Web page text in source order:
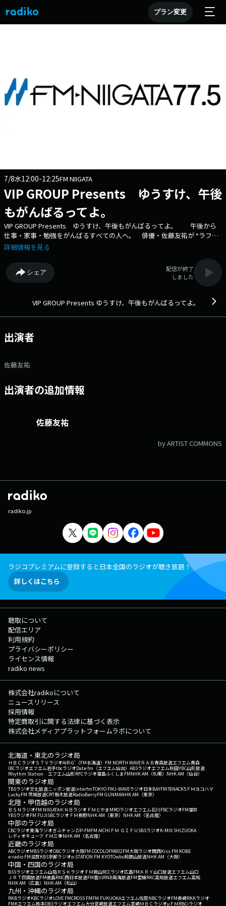
プラン変更
7/8水12:00-12:25FM NIIGATA
VIP GROUP Presents ゆうすけ、午後
もがんばるってよ。
VIP GROUP Presents ゆうすけ、午後もがんばるってよ。 午後から
仕事・家事・勉強をがんばるすべての人へ。 俳優・佐藤友祐が “ラフ
に・優しく・ちょっとテンション高めに！？” エールを届ける２５分
組Webサイト：https://www.fmniigata.com/program/579
詳細情報を見る
シェア
配信が終了
しました
VIP GROUP Presents ゆうすけ、午後もがんばるってよ。
出演者
佐藤友祐
出演者の追加情報
佐藤友祐
by ARTIST COMMONS
radiko.jp
ラジコプレミアムに登録すると日本全国のラジオが聴き放題！
詳しくはこちら
聴取について
配信エリア
利用規約
プライバシーポリシー
ライセンス情報
radiko news
株式会社radikoについて
ニュースリリース
採用情報
特定商取引に関する法律に基づく表示
株式会社メディアプラットフォームラボについて
北海道・東北のラジオ局
ＨＢＣラジオＳＴＶラジオAIR-G'（FM北海道） FM NORTH WAVEＲＡＢ青森放送エフエム青森
IBCラジオエフエム岩手tbcラジオDate fm（エフエム仙台） ABSラジオエフエム秋田YBC山形放送
Rhythm Station エフエム山形RFCラジオ福島ふくしまFMNHK AM（札幌） NHK AM（仙台）
関東のラジオ局
TBSラジオ文化放送ニッポン放送interfmTOKYO FMJ-WAVEラジオ日本BAYFM78NACK5 ＦＭヨコハマ
LuckyFM 茨城放送CRT栃木放送RadioBerryFM GUNMANHK AM（東京）
北陸・甲信越のラジオ局
ＢＳＮラジオFM NIIGATAＫＮＢラジオ ＦＭとやまMROラジオエフエム石川FBCラジオFM福井
YBSラジオFM FUJISBCラジオ ＦＭ長野NHK AM（東京） NHK AM（名古屋）
中部のラジオ局
CBCラジオ東海ラジオぎふチャンZIP-FMFM AICHI ＦＭ ＧＩＦＵ SBSラジオK-MIX SHIZUOKA
レディオキューブ ＦＭ三重NHK AM（名古屋）
近畿のラジオ局
ABCラジオMBSラジオOBCラジオ大阪FM COCOLOFM802FM大阪ラジオ関西Kiss FM KOBE
e-radio FM滋賀KBS京都ラジオα-STATION FM KYOTOwbs和歌山放送NHK AM（大阪）
中国・四国のラジオ局
BSSラジオエフエム山陰ＲＳＫラジオ ＦＭ岡山RCCラジオ広島FM ＫＲＹ山口放送エフエム山口
ＪＲＴ四国放送FM徳島RNC西日本放送FM香川RNB南海放送FM愛媛RKC高知放送エフエム高知
NHK AM（広島） NHK AM（松山）
九州・沖縄のラジオ局
RKBラジオKBCラジオLOVE FMCROSS FMFM FUKUOKAエフエム佐賀NBCラジオFM長崎RKKラジオ
FMKエフエム熊本OBSラジオエフエム大分宮崎放送エフエム宮崎ＭＢＣラジオμＦＭRBCiラジオ